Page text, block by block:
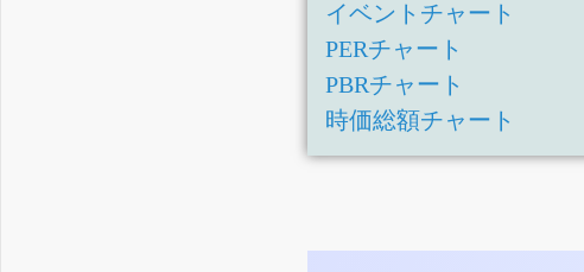
イベントチャート
PERチャート
PBRチャート
時価総額チャート